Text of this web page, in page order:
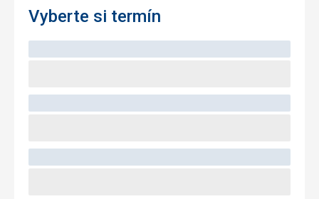
Vyberte si termín